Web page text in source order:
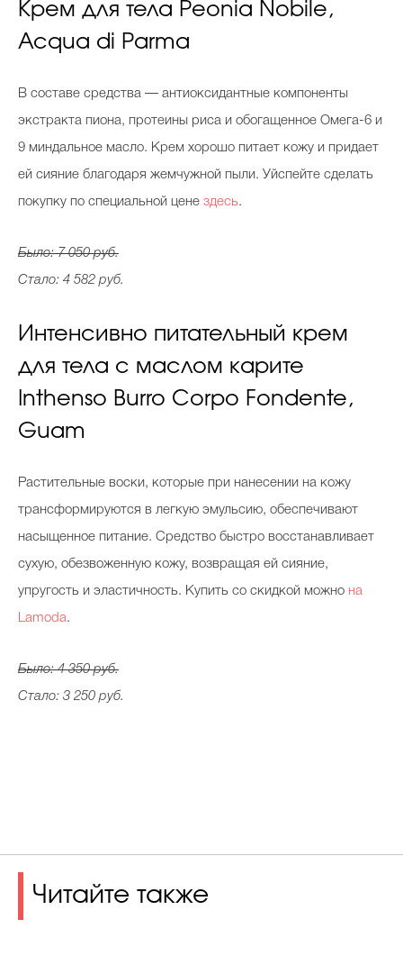
Крем для тела Peonia Nobile,
Acqua di Parma
В составе средства — антиоксидантные компоненты
экстракта пиона, протеины риса и обогащенное Омега-6 и
9 миндальное масло. Крем хорошо питает кожу и придает
ей сияние благодаря жемчужной пыли. Уйспейте сделать
покупку по специальной цене здесь.
Было: 7 050 руб.
Стало: 4 582 руб.
Интенсивно питательный крем
для тела с маслом карите
Inthenso Burro Corpo Fondente,
Guam
Растительные воски, которые при нанесении на кожу
трансформируются в легкую эмульсию, обеспечивают
насыщенное питание. Средство быстро восстанавливает
сухую, обезвоженную кожу, возвращая ей сияние,
упругость и эластичность. Купить со скидкой можно на
Lamoda.
Было: 4 350 руб.
Стало: 3 250 руб.
Читайте также